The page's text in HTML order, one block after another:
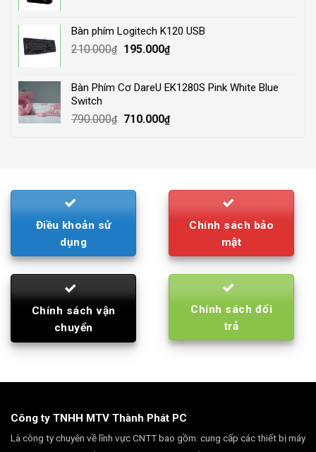
4.000.000₫.3.500.000₫.
Bàn phím Logitech K120 USB
210.000₫
Original
210.000₫.
195.000₫Current
195.000₫.
Bàn Phím Cơ DareU EK1280S Pink White Blue
Switch
790.000₫
Original
710.000₫Current
Điều khoản sử
dụng
Chính sách bảo
mật
Chính sách vận
chuyển
Chính sách đổi
trả
Công ty TNHH MTV Thành Phát PC
Là công ty chuyên về lĩnh vực CNTT bao gồm: cung cấp các thiết bị máy